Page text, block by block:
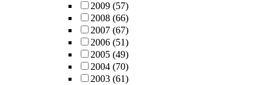
2009 (57)
2008 (66)
2007 (67)
2006 (51)
2005 (49)
2004 (70)
2003 (61)